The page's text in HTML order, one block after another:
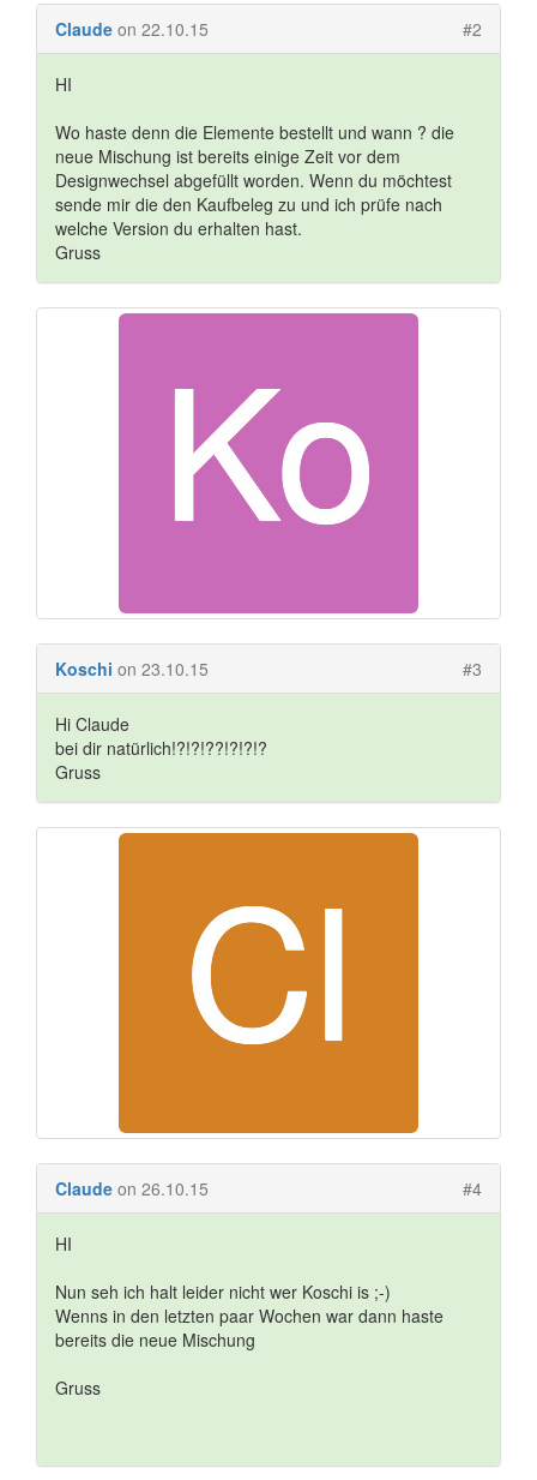
Claude on 22.10.15 #2
HI
Wo haste denn die Elemente bestellt und wann ? die
neue Mischung ist bereits einige Zeit vor dem
Designwechsel abgefüllt worden. Wenn du möchtest
sende mir die den Kaufbeleg zu und ich prüfe nach
welche Version du erhalten hast.
Gruss
Koschi on 23.10.15 #3
Hi Claude
bei dir natürlich!?!?!??!?!?!?
Gruss
Claude on 26.10.15 #4
HI
Nun seh ich halt leider nicht wer Koschi is ;-)
Wenns in den letzten paar Wochen war dann haste
bereits die neue Mischung
Gruss